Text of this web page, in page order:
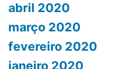
abril 2020
março 2020
fevereiro 2020
janeiro 2020